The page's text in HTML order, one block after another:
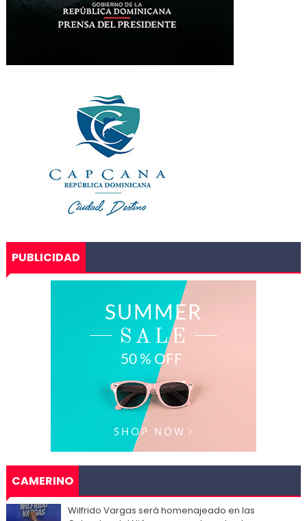
PUBLICIDAD
CAMERINO
Wilfrido Vargas será homenajeado en las